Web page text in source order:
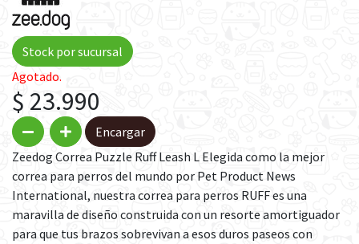
Stock por sucursal
Agotado.
$ 23.990
Encargar
Zeedog Correa Puzzle Ruff Leash L Elegida como la mejor
correa para perros del mundo por Pet Product News
International, nuestra correa para perros RUFF es una
maravilla de diseño construida con un resorte amortiguador
para que tus brazos sobrevivan a esos duros paseos con